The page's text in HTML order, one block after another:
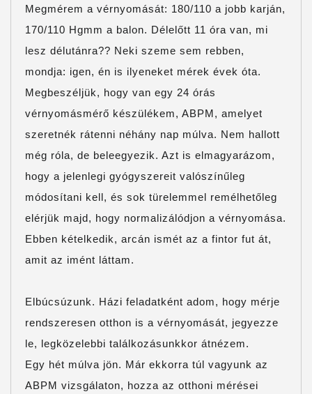
Megmérem a vérnyomását: 180/110 a jobb karján,
170/110 Hgmm a balon. Délelőtt 11 óra van, mi
lesz délutánra?? Neki szeme sem rebben,
mondja: igen, én is ilyeneket mérek évek óta.
Megbeszéljük, hogy van egy 24 órás
vérnyomásmérő készülékem, ABPM, amelyet
szeretnék rátenni néhány nap múlva. Nem hallott
még róla, de beleegyezik. Azt is elmagyarázom,
hogy a jelenlegi gyógyszereit valószínűleg
módosítani kell, és sok türelemmel remélhetőleg
elérjük majd, hogy normalizálódjon a vérnyomása.
Ebben kételkedik, arcán ismét az a fintor fut át,
amit az imént láttam.
Elbúcsúzunk. Házi feladatként adom, hogy mérje
rendszeresen otthon is a vérnyomását, jegyezze
le, legközelebbi találkozásunkkor átnézem.
Egy hét múlva jön. Már ekkorra túl vagyunk az
ABPM vizsgálaton, hozza az otthoni mérései